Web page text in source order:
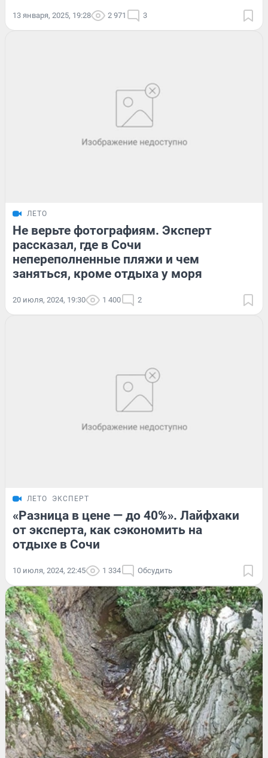
13 января, 2025, 19:28 2 971 3
ЛЕТО
Не верьте фотографиям. Эксперт
рассказал, где в Сочи
непереполненные пляжи и чем
заняться, кроме отдыха у моря
20 июля, 2024, 19:30 1 400 2
ЛЕТО ЭКСПЕРТ
«Разница в цене — до 40%». Лайфхаки
от эксперта, как сэкономить на
отдыхе в Сочи
10 июля, 2024, 22:45 1 334 Обсудить